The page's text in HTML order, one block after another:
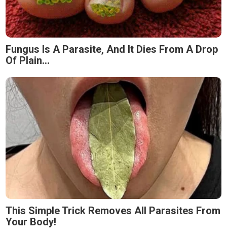
Fungus Is A Parasite, And It Dies From A Drop
Of Plain...
This Simple Trick Removes All Parasites From
Your Body!